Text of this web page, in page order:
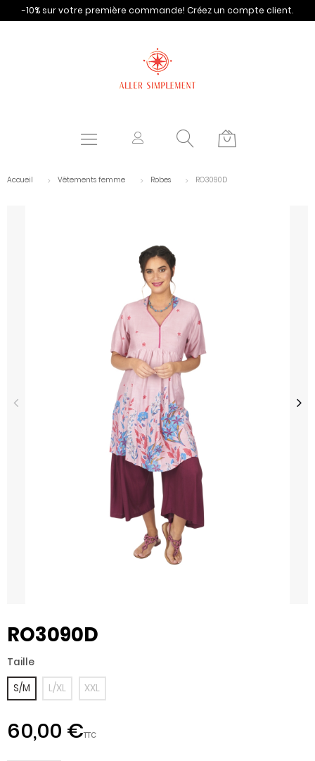
-10% sur votre première commande! Créez un compte client.
Accueil Vêtements femme Robes RO3090D
RO3090D
Taille
S/M
L/XL XXL
60,00 €TTC